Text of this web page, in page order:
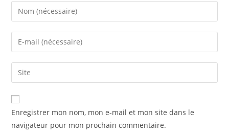
Enter
your
name
comment
Enter
your
email
address
comment
Saisir
l’URL
de
votre
(facultatif)
Enregistrer mon nom, mon e-mail et mon site dans le
navigateur pour mon prochain commentaire.